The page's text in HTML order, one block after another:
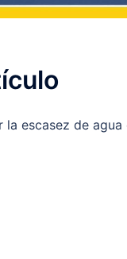
escasez de